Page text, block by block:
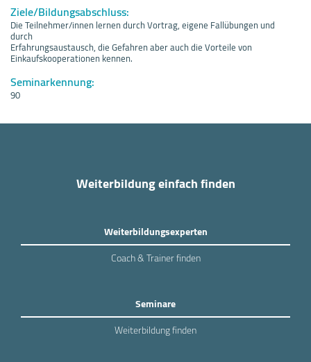
Ziele/Bildungsabschluss:
Die Teilnehmer/innen lernen durch Vortrag, eigene Fallübungen und
durch
Erfahrungsaustausch, die Gefahren aber auch die Vorteile von
Einkaufskooperationen kennen.
Seminarkennung:
90
Weiterbildung einfach finden
Weiterbildungsexperten
Coach & Trainer finden
Seminare
Weiterbildung finden